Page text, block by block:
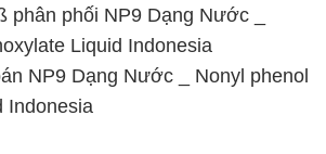
phân phối NP9 Dạng Nước _
Liquid Indonesia
NP9 Dạng Nước _ Nonyl phenol
Indonesia